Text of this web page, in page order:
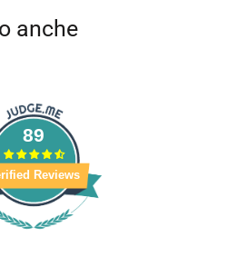
anche
89
Reviews